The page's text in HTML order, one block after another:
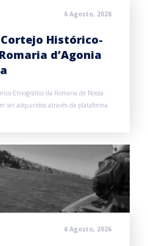
6 Agosto, 2026
Histórico-
d’Agonia
Etnográfico da Romaria de Nossa
ser adquiridos através da plataforma
6 Agosto, 2026